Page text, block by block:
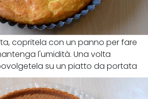
copritela con un panno per fare
l'umidità. Una volta
su un piatto da portata